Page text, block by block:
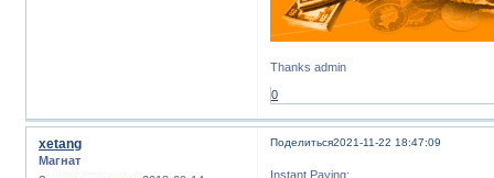
Thanks admin
0
Поделиться2021-11-22 18:47:09
xetang
Магнат
Instant Paying: